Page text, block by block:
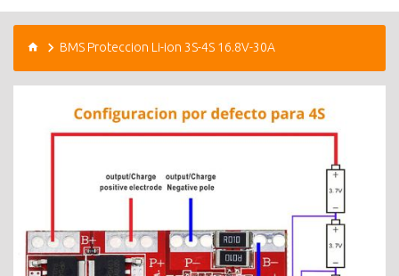
BMS Proteccion Li-ion 3S-4S 16.8V-30A